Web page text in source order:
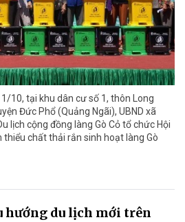
10, tại khu dân cư số 1, thôn Long
Đức Phổ (Quảng Ngãi), UBND xã
lịch cộng đồng làng Gò Cỏ tổ chức Hội
thiểu chất thải rắn sinh hoạt làng Gò
hướng du lịch mới trên